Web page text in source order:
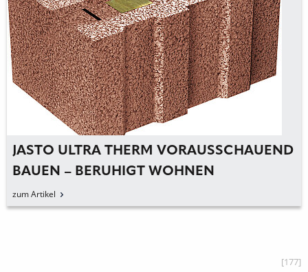
JASTO ULTRA THERM VORAUSSCHAUEND
BAUEN – BERUHIGT WOHNEN
zum Artikel
[177]